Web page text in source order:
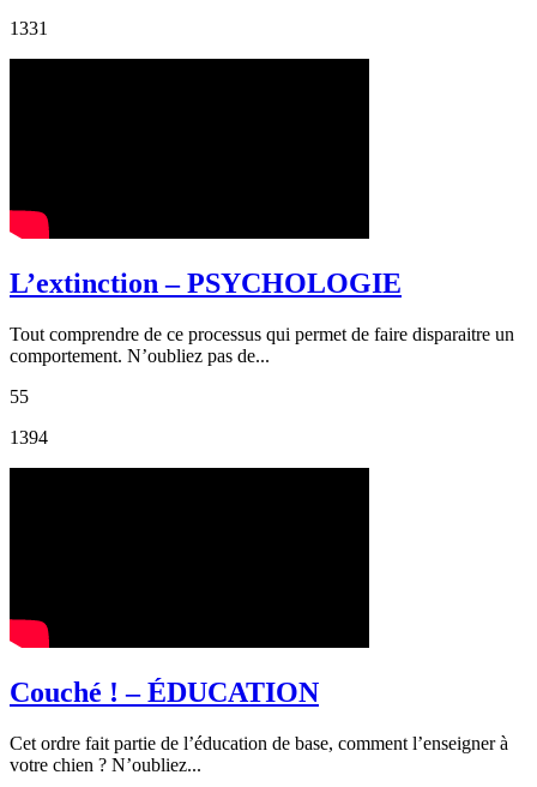
1331
L’extinction – PSYCHOLOGIE
Tout comprendre de ce processus qui permet de faire disparaitre un
comportement. N’oubliez pas de...
55
1394
Couché ! – ÉDUCATION
Cet ordre fait partie de l’éducation de base, comment l’enseigner à
votre chien ? N’oubliez...